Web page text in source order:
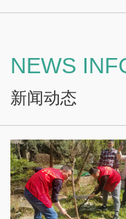
NEWS
新闻动态